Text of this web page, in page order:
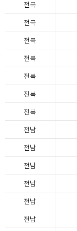
전북
전북
전북
전북
전북
전북
전북
전남
전남
전남
전남
전남
전남